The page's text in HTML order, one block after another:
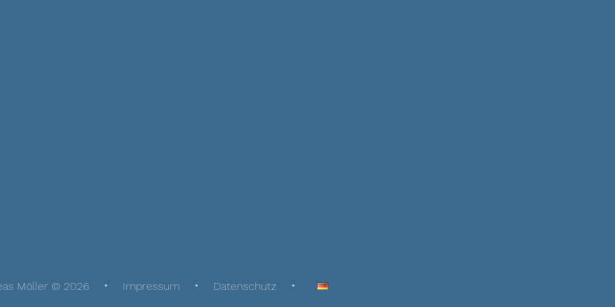
Möller © 2026 Impressum Datenschutz